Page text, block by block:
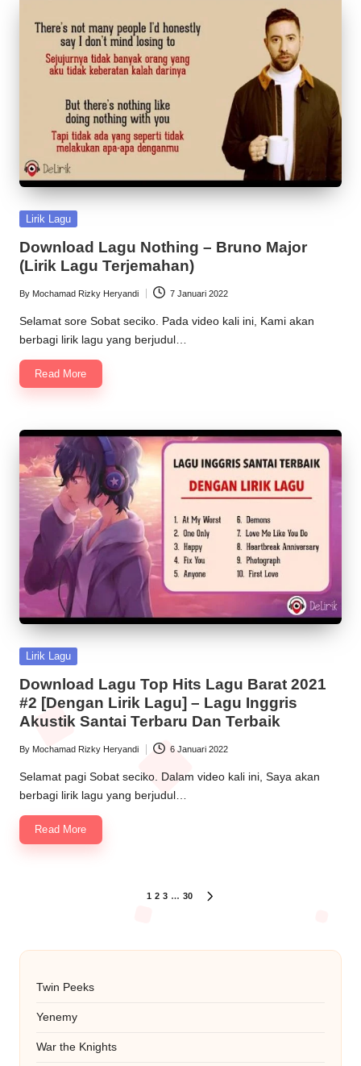
Posted
Lirik Lagu
Download Lagu Nothing – Bruno Major
(Lirik Lagu Terjemahan)
Posted
by
By Mochamad Rizky Heryandi 7 Januari 2022
Selamat sore Sobat seciko. Pada video kali ini, Kami akan
berbagi lirik lagu yang berjudul…
Read More
Posted
Lirik Lagu
Download Lagu Top Hits Lagu Barat 2021
#2 [Dengan Lirik Lagu] – Lagu Inggris
Akustik Santai Terbaru Dan Terbaik
Posted
by
By Mochamad Rizky Heryandi 6 Januari 2022
Selamat pagi Sobat seciko. Dalam video kali ini, Saya akan
berbagi lirik lagu yang berjudul…
Read More
1 2 3 … 30
Twin Peeks
Yenemy
War the Knights